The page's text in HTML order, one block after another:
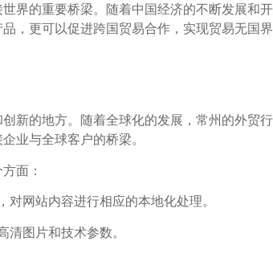
界的重要桥梁。随着中国经济的不断发展
，更可以促进跨国贸易合作，实现贸易无
新的地方。随着全球化的发展，常州的外贸
业与全球客户的桥梁。
面：
网站内容进行相应的本地化处理。
图片和技术参数。